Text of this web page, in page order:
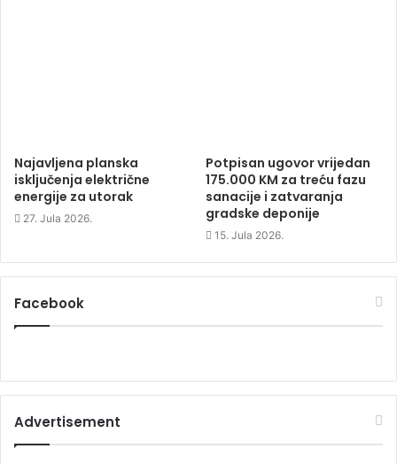
Najavljena planska
isključenja električne
energije za utorak
27. Jula 2026.
Potpisan ugovor vrijedan
175.000 KM za treću fazu
sanacije i zatvaranja
gradske deponije
15. Jula 2026.
Facebook
Advertisement